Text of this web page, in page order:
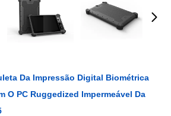
Da Impressão Digital Biométrica
O PC Ruggedized Impermeável Da